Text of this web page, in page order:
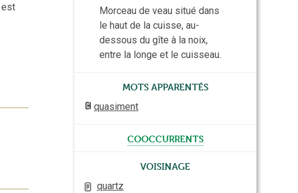
est
Morceau de veau situé dans
le haut de la cuisse, au-
dessous du gîte à la noix,
entre la longe et le cuisseau.
Mots apparentés
quasiment
cooccurrents
Voisinage
quartz